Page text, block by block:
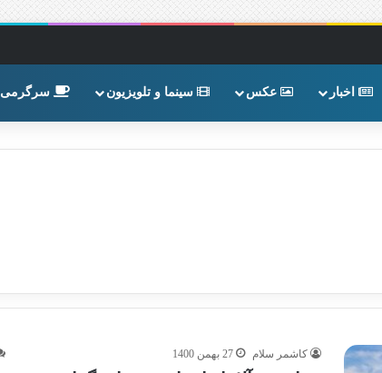
اخبار عکس سینما و تلویزیون سرگرمی
کاشمر سلام 27 بهمن 1400